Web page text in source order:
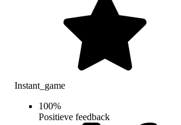
Instant_game
100%
Positieve feedback